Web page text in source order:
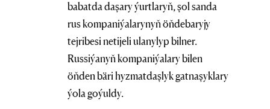
babatda daşary ýurtlaryň, şol sanda
rus kompaniýalarynyň öňdebaryjy
tejribesi netijeli ulanylyp bilner.
Russiýanyň kompaniýalary bilen
öňden bäri hyzmatdaşlyk gatnaşyklary
ýola goýuldy.